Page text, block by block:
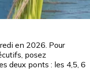
en 2026. Pour
posez
deux ponts : les 4,5, 6